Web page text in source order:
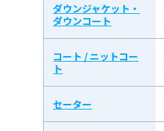
ダウンジャケット・
ダウンコート
コート / ニットコー
ト
セーター